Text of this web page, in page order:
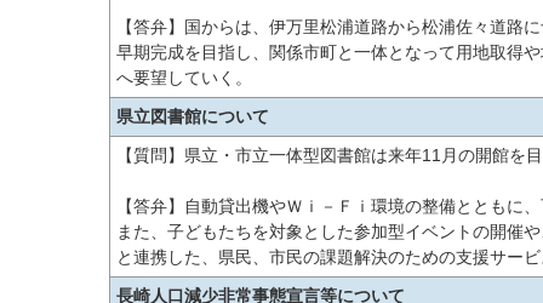
【答弁】国からは、伊万里松浦道路から松浦佐々道路
早期完成を目指し、関係市町と一体となって用地取得
へ要望していく。
県立図書館について
【質問】県立・市立一体型図書館は来年11月の開館
【答弁】自動貸出機やＷｉ－Ｆｉ環境の整備とともに
また、子どもたちを対象とした参加型イベントの開催
と連携した、県民、市民の課題解決のための支援サー
長崎人口減少非常事態宣言等について